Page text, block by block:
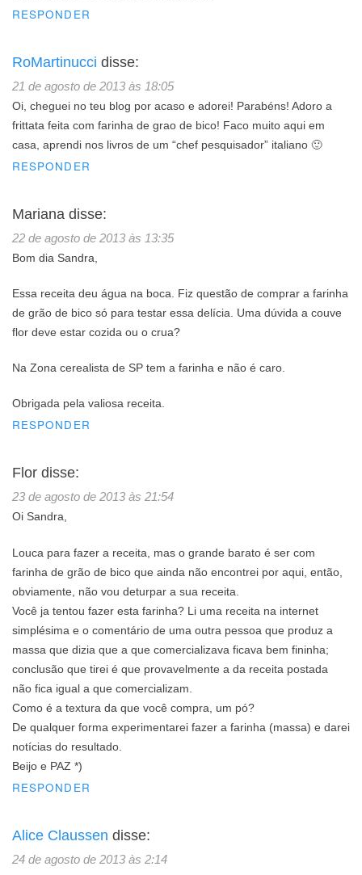
RESPONDER
RoMartinucci disse:
21 de agosto de 2013 às 18:05
Oi, cheguei no teu blog por acaso e adorei! Parabéns! Adoro a
frittata feita com farinha de grao de bico! Faco muito aqui em
casa, aprendi nos livros de um “chef pesquisador” italiano 🙂
RESPONDER
Mariana disse:
22 de agosto de 2013 às 13:35
Bom dia Sandra,
Essa receita deu água na boca. Fiz questão de comprar a farinha
de grão de bico só para testar essa delícia. Uma dúvida a couve
flor deve estar cozida ou o crua?
Na Zona cerealista de SP tem a farinha e não é caro.
Obrigada pela valiosa receita.
RESPONDER
Flor disse:
23 de agosto de 2013 às 21:54
Oi Sandra,
Louca para fazer a receita, mas o grande barato é ser com
farinha de grão de bico que ainda não encontrei por aqui, então,
obviamente, não vou deturpar a sua receita.
Você ja tentou fazer esta farinha? Li uma receita na internet
simplésima e o comentário de uma outra pessoa que produz a
massa que dizia que a que comercializava ficava bem fininha;
conclusão que tirei é que provavelmente a da receita postada
não fica igual a que comercializam.
Como é a textura da que você compra, um pó?
De qualquer forma experimentarei fazer a farinha (massa) e darei
notícias do resultado.
Beijo e PAZ *)
RESPONDER
Alice Claussen disse:
24 de agosto de 2013 às 2:14